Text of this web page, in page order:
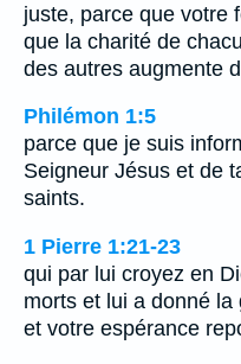
juste, parce que votre
que la charité de
des autres augmente
Philémon 1:5
parce que je suis
Seigneur Jésus et de
saints.
1 Pierre 1:21-23
qui par lui croyez en
morts et lui a donné
et votre espérance